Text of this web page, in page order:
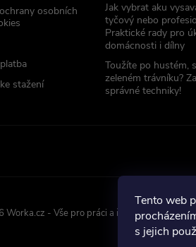
Tento web
s jejich
osobních
stažení
Jak vybrat aku
tyčový nebo
Praktické rady pro
domácnosti i dílny
Toužíte po hustém,
zeleném trávníku?
správné techniky!
Worka.cz - Vše pro práci a řemeslo. Všechna